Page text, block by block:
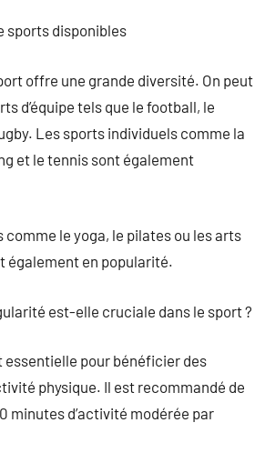
sports disponibles
offre une grande diversité. On peut
d’équipe tels que le football, le
Les sports individuels comme la
et le tennis sont également
comme le yoga, le pilates ou les arts
également en popularité.
est-elle cruciale dans le sport ?
essentielle pour bénéficier des
physique. Il est recommandé de
minutes d’activité modérée par